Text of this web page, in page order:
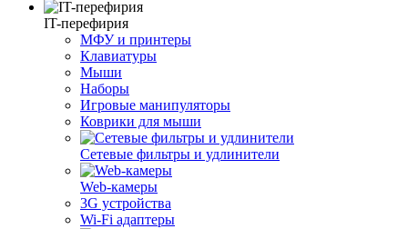
IT-перефирия
МФУ и принтеры
Клавиатуры
Мыши
Наборы
Игровые манипуляторы
Коврики для мыши
Сетевые фильтры и удлинители
Web-камеры
3G устройства
Wi-Fi адаптеры